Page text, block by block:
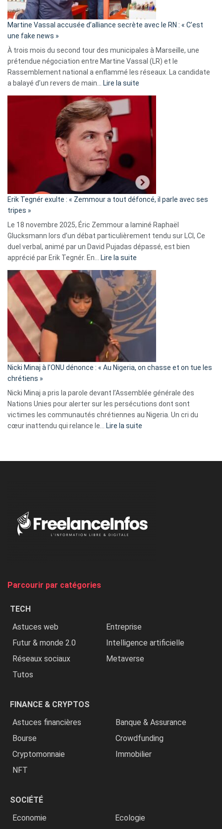
Algérie
Martine Vassal accusée d’alliance secrète avec le RN : « C’est
une fake news »
À trois mois du second tour des municipales à Marseille, une
prétendue négociation entre Martine Vassal (LR) et le
Rassemblement national a enflammé les réseaux. La candidate
a balayé d’un revers de main…
Lire la suite
d’alliance
secrète
«
C’est
fake
news
»
Erik Tegnér exulte : « Zemmour a tout défoncé, il parle avec ses
tripes »
Le 18 novembre 2025, Éric Zemmour a laminé Raphaël
Glucksmann lors d’un débat particulièrement tendu sur LCI, Ce
duel verbal, animé par un David Pujadas dépassé, est bien
apprécié par Erik Tegnér. En…
Lire la suite
Tegnér
exulte
« Zemmour
a
tout
parle
ses
tripes »
Nicki Minaj à l’ONU dénonce : « Au Nigeria, on chasse et on tue les
chrétiens »
Nicki Minaj a pris la parole devant l’Assemblée générale des
Nations Unies pour alerter sur les persécutions dont sont
victimes les communautés chrétiennes au Nigeria. Un cri du
cœur inattendu qui relance le…
Lire la suite
Nigeria,
Parcourir par catégories
TECH
Astuces web
Entreprise
Futur & monde 2.0
Intelligence artificielle
Réseaux sociaux
Metaverse
Tutos
FINANCE & CRYPTOS
Astuces financières
Banque & Assurance
Bourse
Crowdfunding
Cryptomonnaie
Immobilier
NFT
SOCIÉTÉ
Economie
Ecologie